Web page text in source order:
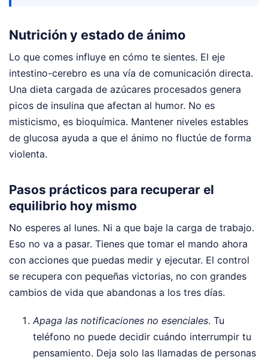
Nutrición y estado de ánimo
Lo que comes influye en cómo te sientes. El eje
intestino-cerebro es una vía de comunicación directa.
Una dieta cargada de azúcares procesados genera
picos de insulina que afectan al humor. No es
misticismo, es bioquímica. Mantener niveles estables
de glucosa ayuda a que el ánimo no fluctúe de forma
violenta.
Pasos prácticos para recuperar el
equilibrio hoy mismo
No esperes al lunes. Ni a que baje la carga de trabajo.
Eso no va a pasar. Tienes que tomar el mando ahora
con acciones que puedas medir y ejecutar. El control
se recupera con pequeñas victorias, no con grandes
cambios de vida que abandonas a los tres días.
Apaga las notificaciones no esenciales. Tu
teléfono no puede decidir cuándo interrumpir tu
pensamiento. Deja solo las llamadas de personas